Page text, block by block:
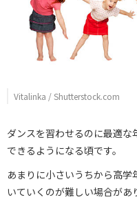
Vitalinka / Shutterstock.com
ダンスを習わせるのに最適
できるようになる頃です。
あまりに小さいうちから高
いていくのが難しい場合が